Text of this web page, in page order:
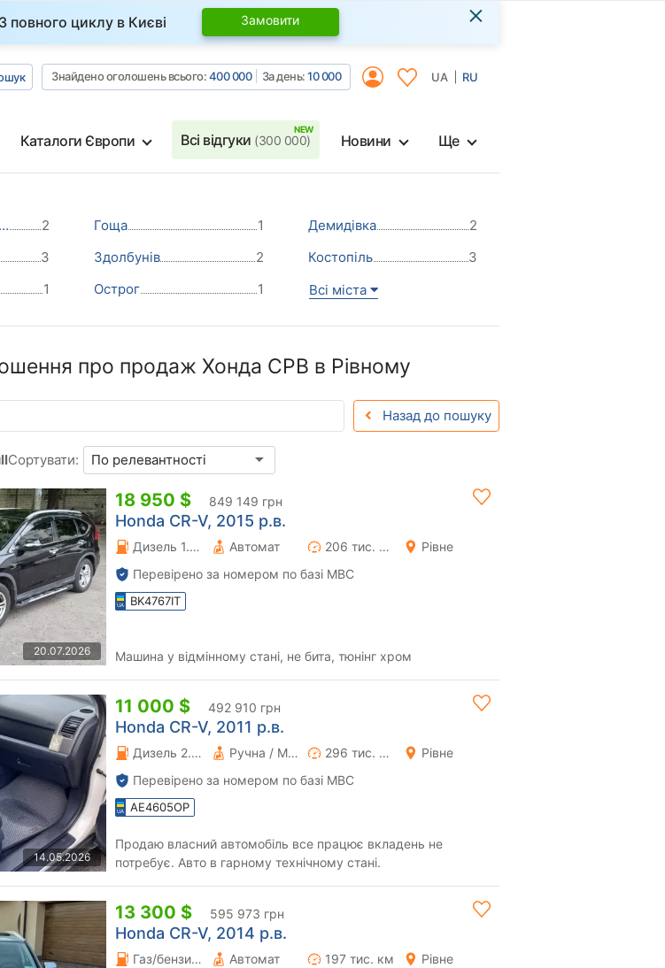
повного циклу в Києві Замовити ×
Знайдено оголошень всього:400 000 За день:10 000 UA RU
Каталоги Європи Всі відгуки (300 000) Новини Ще
Вараш (Кузнецовськ) 2 Гоща 1 Демидівка
2
3 Здолбунів 2 Костопіль
3
1 Острог 1 Всі міста
про продаж Хонда СРВ в Рівному
Назад до пошуку
Сортувати:
20.07.2026
18 950 $ 849 149 грн
Honda CR-V, 2015 р.в.
Дизель 1.6 л. Автомат 206 тис. км
Рівне
Перевірено за номером по базі МВС
BK4767IT
Машина у відмінному стані, не бита, тюнінг хром
14.05.2026
11 000 $ 492 910 грн
Honda CR-V, 2011 р.в.
Дизель 2.2 л. Ручна / Механіка 296 тис. км
Рівне
Перевірено за номером по базі МВС
AE4605OP
Продаю власний автомобіль все працює вкладень не
потребує. Авто в гарному технічному стані.
13 300 $ 595 973 грн
Honda CR-V, 2014 р.в.
Газ/бензин 2.4 л. Автомат 197 тис. км
Рівне